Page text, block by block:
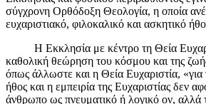
σύγχρονη Ορθόδοξη Θεολογία, η οποία
ευχαριστιακό, φιλοκαλικό και ασκητικό
Η Εκκλησία με κέντρο τη Θεία
καθολική θεώρηση του κόσμου και της
όπως άλλωστε και η Θεία Ευχαριστία,
ήθος και η εμπειρία της Ευχαριστίας δεν
άνθρωπο ως πνευματικό ή λογικό ον, αλλά